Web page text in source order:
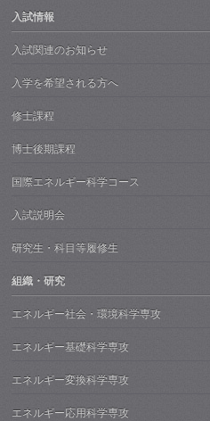
入試情報
入試関連のお知らせ
入学を希望される方へ
修士課程
博士後期課程
国際エネルギー科学コース
入試説明会
研究生・科目等履修生
組織・研究
エネルギー社会・環境科学専攻
エネルギー基礎科学専攻
エネルギー変換科学専攻
エネルギー応用科学専攻